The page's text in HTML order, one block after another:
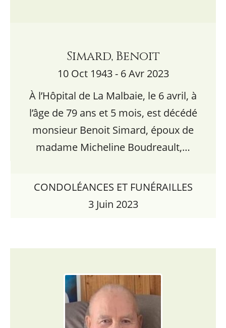
Simard, Benoit
10 Oct 1943 - 6 Avr 2023
À l’Hôpital de La Malbaie, le 6 avril, à
l’âge de 79 ans et 5 mois, est décédé
monsieur Benoit Simard, époux de
madame Micheline Boudreault,…
CONDOLÉANCES ET FUNÉRAILLES
3 Juin 2023